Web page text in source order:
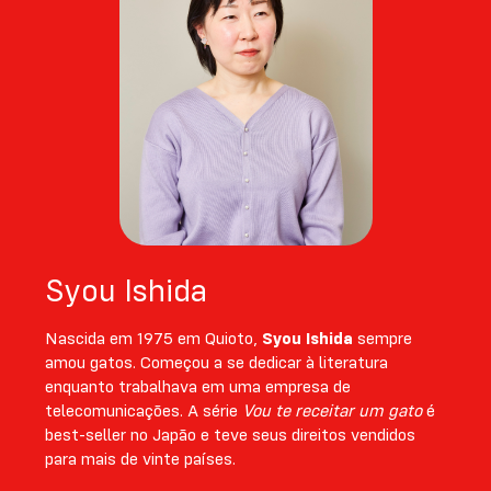
Syou Ishida
Nascida em 1975 em Quioto, Syou Ishida sempre
amou gatos. Começou a se dedicar à literatura
enquanto trabalhava em uma empresa de
telecomunicações. A série Vou te receitar um gatoé
best-seller no Japão e teve seus direitos vendidos
para mais de vinte países.